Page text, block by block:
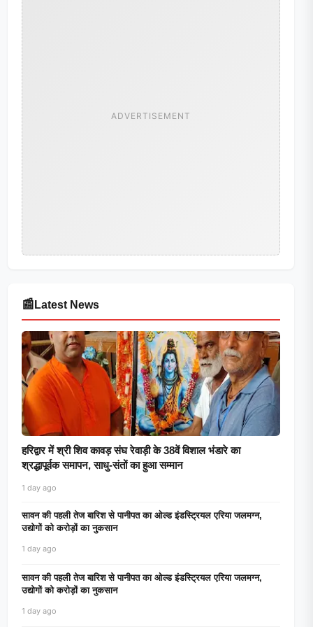
ADVERTISEMENT
📰 Latest News
हरिद्वार में श्री शिव कावड़ संघ रेवाड़ी के 38वें विशाल भंडारे का
श्रद्धापूर्वक समापन, साधु-संतों का हुआ सम्मान
1 day ago
सावन की पहली तेज बारिश से पानीपत का ओल्ड इंडस्ट्रियल एरिया जलमग्न,
उद्योगों को करोड़ों का नुकसान
1 day ago
सावन की पहली तेज बारिश से पानीपत का ओल्ड इंडस्ट्रियल एरिया जलमग्न,
उद्योगों को करोड़ों का नुकसान
1 day ago